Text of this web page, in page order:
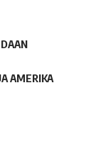
AMERIKA